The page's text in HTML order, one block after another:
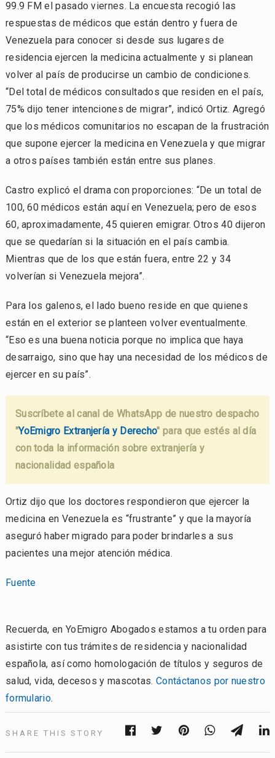
99.9 FM el pasado viernes. La encuesta recogió las
respuestas de médicos que están dentro y fuera de
Venezuela para conocer si desde sus lugares de
residencia ejercen la medicina actualmente y si planean
volver al país de producirse un cambio de condiciones.
“Del total de médicos consultados que residen en el país,
75% dijo tener intenciones de migrar”, indicó Ortiz. Agregó
que los médicos comunitarios no escapan de la frustración
que supone ejercer la medicina en Venezuela y que migrar
a otros países también están entre sus planes.
Castro explicó el drama con proporciones: “De un total de
100, 60 médicos están aquí en Venezuela; pero de esos
60, aproximadamente, 45 quieren emigrar. Otros 40 dijeron
que se quedarían si la situación en el país cambia.
Mientras que de los que están fuera, entre 22 y 34
volverían si Venezuela mejora”.
Para los galenos, el lado bueno reside en que quienes
están en el exterior se planteen volver eventualmente.
“Eso es una buena noticia porque no implica que haya
desarraigo, sino que hay una necesidad de los médicos de
ejercer en su país”.
Suscríbete al canal de WhatsApp de nuestro despacho
"YoEmigro Extranjería y Derecho" para que estés al día
con toda la información sobre extranjería y
nacionalidad española
Ortiz dijo que los doctores respondieron que ejercer la
medicina en Venezuela es “frustrante” y que la mayoría
aseguró haber migrado para poder brindarles a sus
pacientes una mejor atención médica.
Fuente
Recuerda, en YoEmigro Abogados estamos a tu orden para
asistirte con tus trámites de residencia y nacionalidad
española, así como homologación de títulos y seguros de
salud, vida, decesos y mascotas. Contáctanos por nuestro
formulario.
SHARE THIS STORY